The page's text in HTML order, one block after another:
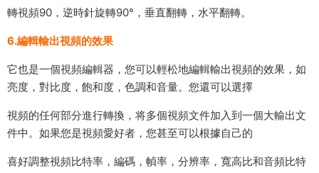
轉視頻90，逆時針旋轉90°，垂直翻轉，水平翻轉。
6.編輯輸出視頻的效果
它也是一個視頻編輯器，您可以輕松地編輯輸出視頻的效果，如
亮度，對比度，飽和度，色調和音量。您還可以選擇
視頻的任何部分進行轉換，将多個視頻文件加入到一個大輸出文
件中。如果您是視頻愛好者，您甚至可以根據自己的
喜好調整視頻比特率，編碼，幀率，分辨率，寬高比和音頻比特